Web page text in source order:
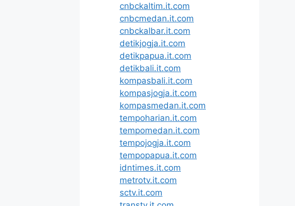
cnbckaltim.it.com
cnbcmedan.it.com
cnbckalbar.it.com
detikjogja.it.com
detikpapua.it.com
detikbali.it.com
kompasbali.it.com
kompasjogja.it.com
kompasmedan.it.com
tempoharian.it.com
tempomedan.it.com
tempojogja.it.com
tempopapua.it.com
idntimes.it.com
metrotv.it.com
sctv.it.com